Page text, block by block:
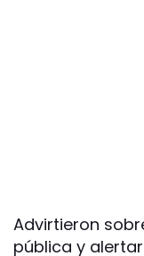
Advirtieron
pública y